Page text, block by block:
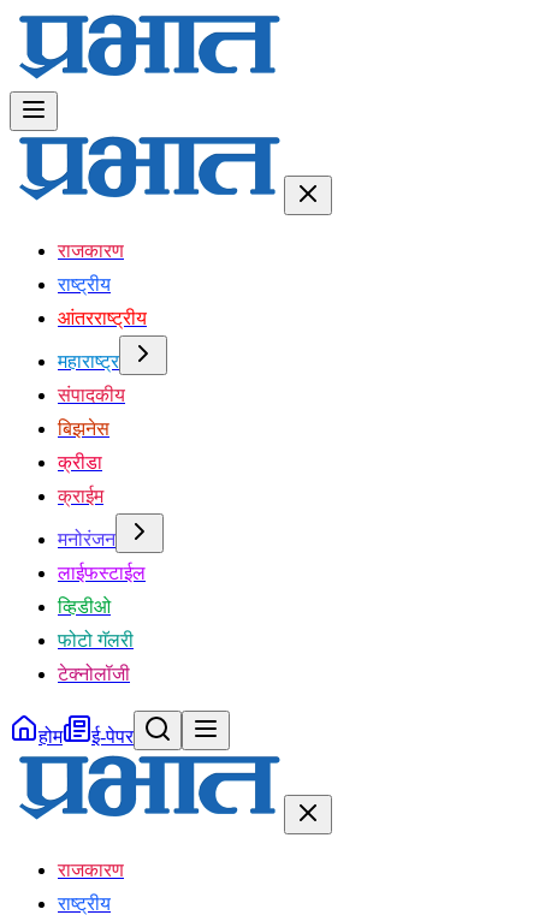
राजकारण
राष्ट्रीय
आंतरराष्ट्रीय
महाराष्ट्र
संपादकीय
बिझनेस
क्रीडा
क्राईम
मनोरंजन
लाईफस्टाईल
व्हिडीओ
फोटो गॅलरी
टेक्नोलॉजी
होम ई-पेपर
राजकारण
राष्ट्रीय